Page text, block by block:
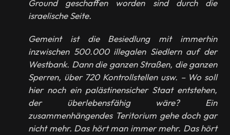
Ground geschaffen worden sind durch die
israelische Seite.
Gemeint ist die Besiedlung mit immerhin
inzwischen 500.000 illegalen Siedlern auf der
Westbank. Dann die ganzen Straßen, die ganzen
Sperren, über 720 Kontrollstellen usw. – Wo soll
hier noch ein palästinensicher Staat entstehen,
der überlebensfähig wäre? Ein
zusammenhängendes Teritorium gehe doch gar
nicht mehr. Das hört man immer mehr. Das hört